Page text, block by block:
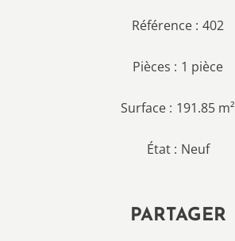
Référence 402
Pièces 1 pièce
Surface 191.85 m²
État Neuf
PARTAGER